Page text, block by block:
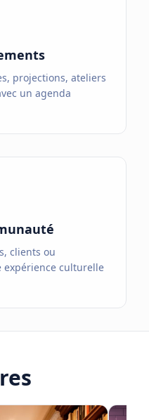
projections, ateliers
un agenda
clients ou
expérience culturelle